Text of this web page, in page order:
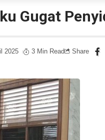
Gugat
2025 3 Min Read Share